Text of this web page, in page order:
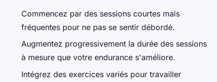
Commencez par des sessions courtes mais
fréquentes pour ne pas se sentir débordé.
Augmentez progressivement la durée des sessions
à mesure que votre endurance s'améliore.
Intégrez des exercices variés pour travailler